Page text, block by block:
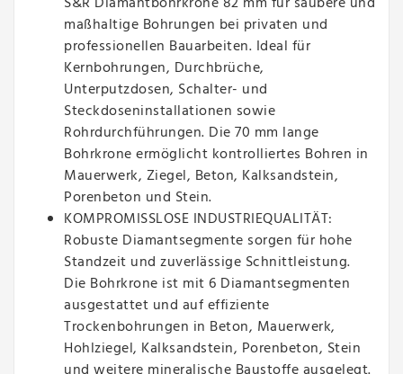
maßhaltige Bohrungen bei privaten und
professionellen Bauarbeiten. Ideal für
Kernbohrungen, Durchbrüche,
Unterputzdosen, Schalter- und
Steckdoseninstallationen sowie
Rohrdurchführungen. Die 70 mm lange
Bohrkrone ermöglicht kontrolliertes Bohren in
Mauerwerk, Ziegel, Beton, Kalksandstein,
Porenbeton und Stein.
KOMPROMISSLOSE INDUSTRIEQUALITÄT:
Robuste Diamantsegmente sorgen für hohe
Standzeit und zuverlässige Schnittleistung.
Die Bohrkrone ist mit 6 Diamantsegmenten
ausgestattet und auf effiziente
Trockenbohrungen in Beton, Mauerwerk,
Hohlziegel, Kalksandstein, Porenbeton, Stein